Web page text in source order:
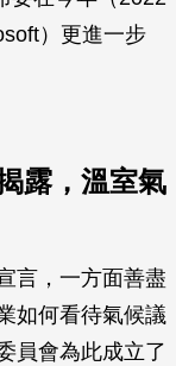
）更進一步
露，溫室氣
言，一方面善盡
如何看待氣候議
員會為此成立了